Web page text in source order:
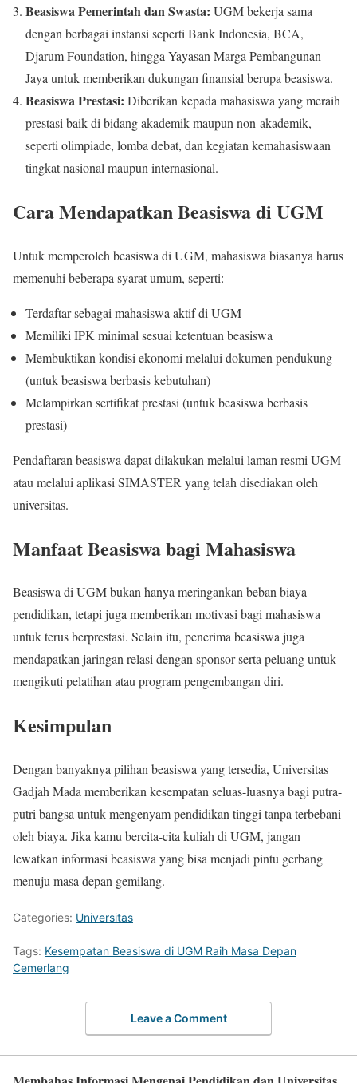
Beasiswa Pemerintah dan Swasta: UGM bekerja sama
dengan berbagai instansi seperti Bank Indonesia, BCA,
Djarum Foundation, hingga Yayasan Marga Pembangunan
Jaya untuk memberikan dukungan finansial berupa beasiswa.
Beasiswa Prestasi: Diberikan kepada mahasiswa yang meraih
prestasi baik di bidang akademik maupun non-akademik,
seperti olimpiade, lomba debat, dan kegiatan kemahasiswaan
tingkat nasional maupun internasional.
Cara Mendapatkan Beasiswa di UGM
Untuk memperoleh beasiswa di UGM, mahasiswa biasanya harus
memenuhi beberapa syarat umum, seperti:
Terdaftar sebagai mahasiswa aktif di UGM
Memiliki IPK minimal sesuai ketentuan beasiswa
Membuktikan kondisi ekonomi melalui dokumen pendukung
(untuk beasiswa berbasis kebutuhan)
Melampirkan sertifikat prestasi (untuk beasiswa berbasis
prestasi)
Pendaftaran beasiswa dapat dilakukan melalui laman resmi UGM
atau melalui aplikasi SIMASTER yang telah disediakan oleh
universitas.
Manfaat Beasiswa bagi Mahasiswa
Beasiswa di UGM bukan hanya meringankan beban biaya
pendidikan, tetapi juga memberikan motivasi bagi mahasiswa
untuk terus berprestasi. Selain itu, penerima beasiswa juga
mendapatkan jaringan relasi dengan sponsor serta peluang untuk
mengikuti pelatihan atau program pengembangan diri.
Kesimpulan
Dengan banyaknya pilihan beasiswa yang tersedia, Universitas
Gadjah Mada memberikan kesempatan seluas-luasnya bagi putra-
putri bangsa untuk mengenyam pendidikan tinggi tanpa terbebani
oleh biaya. Jika kamu bercita-cita kuliah di UGM, jangan
lewatkan informasi beasiswa yang bisa menjadi pintu gerbang
menuju masa depan gemilang.
Categories: Universitas
Tags: Kesempatan Beasiswa di UGM Raih Masa Depan
Cemerlang
Leave a Comment